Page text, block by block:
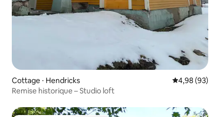
Cottage ⋅ Hendricks Évaluation
4,98 (93)
Remise historique – Studio loft